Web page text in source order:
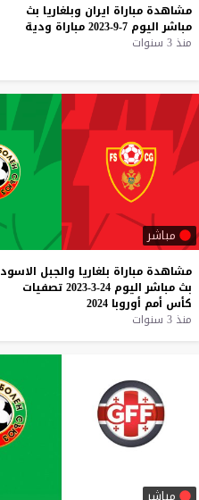
مشاهدة مباراة ايران وبلغاريا بث
مباشر اليوم 7-9-2023 مباراة ودية
منذ 3 سنوات
مباشر
مشاهدة مباراة بلغاريا والجبل الاسود
بث مباشر اليوم 24-3-2023
تصفيات
كأس أمم أوروبا 2024
منذ 3 سنوات